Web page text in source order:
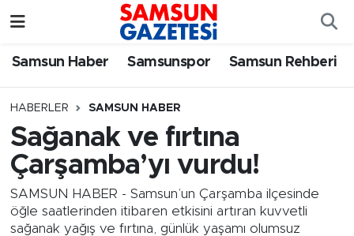
Samsun Haber Samsunspor Samsun Rehberi
HABERLER SAMSUN HABER
Sağanak ve fırtına
Çarşamba’yı vurdu!
SAMSUN HABER - Samsun’un Çarşamba ilçesinde
öğle saatlerinden itibaren etkisini artıran kuvvetli
sağanak yağış ve fırtına, günlük yaşamı olumsuz
Samsun Haber
Samsun Rehberi
Resmi İlanlar
Samsun Nöbetçi Eczaneler
SAMSUN Namaz Vakitleri
Samsun Trafik Yoğunluk Haritası
Süper Lig Puan Durumu ve Fikstür